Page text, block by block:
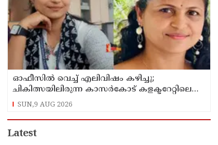
ഓഫീസില്‍ വെച്ച് എലിവിഷം കഴിച്ചു;
ചികിത്സയിലിരുന്ന കാസര്‍കോട് കളക്ടറേറ്റിലെ
സീനിയര്‍ ക്ലര്‍ക്ക് മരിച്ചു
SUN,9 AUG 2026
Latest